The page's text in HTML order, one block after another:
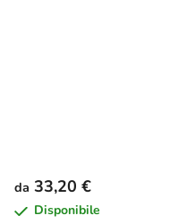
da 33,20 €
Disponibile